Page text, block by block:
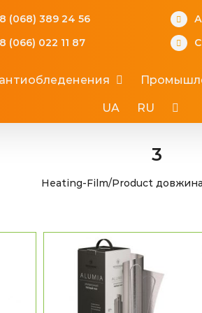
(068) 389 24 56
(066) 022 11 87
UA RU
3
Heating-Film/Product довжина